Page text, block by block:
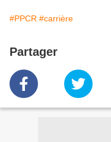
#PPCR #carrière
Partager